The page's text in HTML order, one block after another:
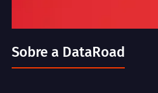
Sobre a DataRoad